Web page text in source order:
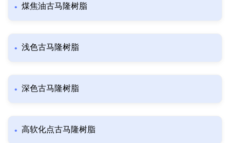
煤焦油古马隆树脂
浅色古马隆树脂
深色古马隆树脂
高软化点古马隆树脂